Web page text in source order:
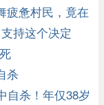
疲惫村民，竟在
持这个决定
杀
自杀！年仅38岁